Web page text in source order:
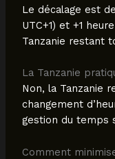
Le décalage est
UTC+1) et +1
Tanzanie restant
La Tanzanie
Non, la Tanzanie
changement
gestion du temps
Comment